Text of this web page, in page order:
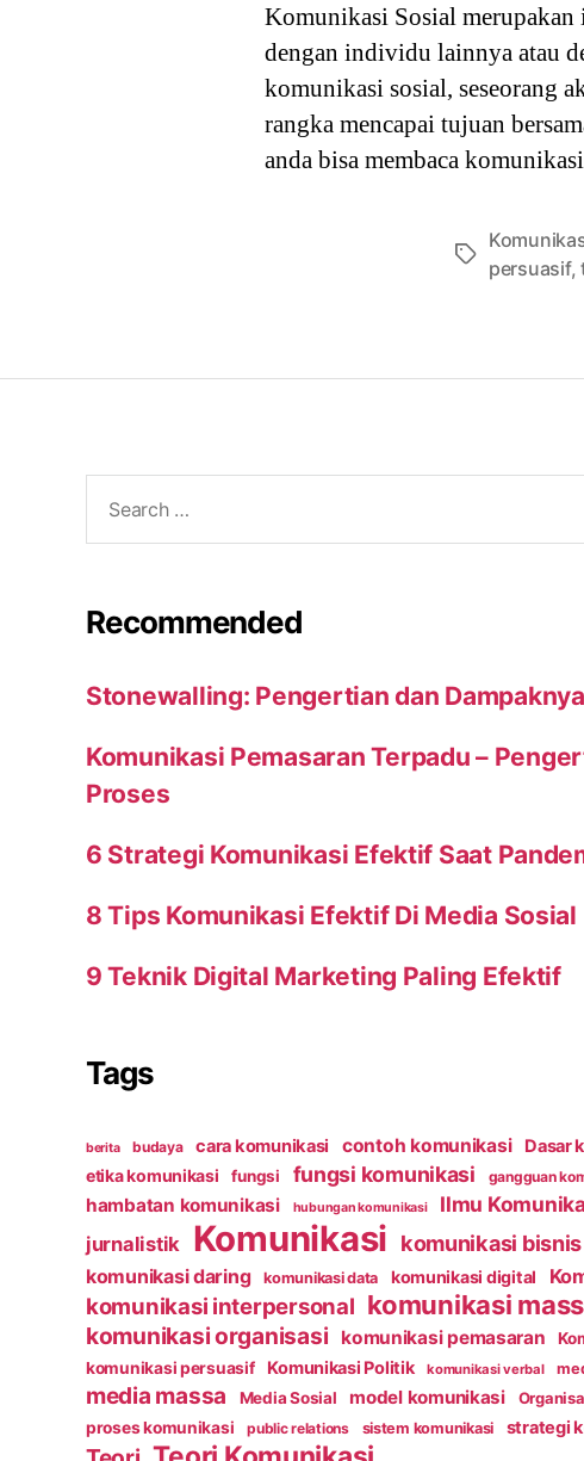
Komunikasi Sosial
dengan individu lainnya atau
komunikasi sosial, seseorang
rangka mencapai tujuan
anda bisa membaca
Tags persuasif,
for:
Recommended
Stonewalling: Pengertian dan Dampaknya
Komunikasi Pemasaran Terpadu –
Proses
6 Strategi Komunikasi Efektif Saat
8 Tips Komunikasi Efektif Di Media Sosial
9 Teknik Digital Marketing Paling Efektif
Tags
berita budaya cara komunikasi contoh komunikasi Dasar
etika komunikasi fungsi fungsi komunikasi gangguan
hambatan komunikasi hubungan komunikasi Ilmu
jurnalistik Komunikasi komunikasi bisnis
komunikasi daring komunikasi data komunikasi digital
komunikasi interpersonal komunikasi
komunikasi organisasi komunikasi pemasaran
komunikasi persuasif
Komunikasi Politik komunikasi verbal
media massa Media Sosial model komunikasi
proses komunikasi public relations sistem komunikasi strategi